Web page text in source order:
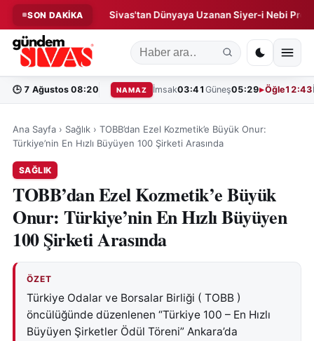
SON DAKİKA
◆ Sivas'tan Dünyaya Uzanan Siyer-i Nebi Projesi!
🕒 7 Ağustos 08:20 NAMAZ İmsak03:41 Güneş05:29 Öğle12:43
Ana Sayfa › Sağlık › TOBB’dan Ezel Kozmetik’e Büyük Onur:
Türkiye’nin En Hızlı Büyüyen 100 Şirketi Arasında
SAĞLIK
TOBB’dan Ezel Kozmetik’e Büyük
Onur: Türkiye’nin En Hızlı Büyüyen
100 Şirketi Arasında
ÖZET
Türkiye Odalar ve Borsalar Birliği ( TOBB )
öncülüğünde düzenlenen “Türkiye 100 – En Hızlı
Büyüyen Şirketler Ödül Töreni” Ankara’da